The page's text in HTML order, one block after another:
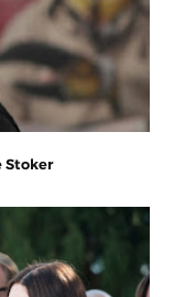
Stoker